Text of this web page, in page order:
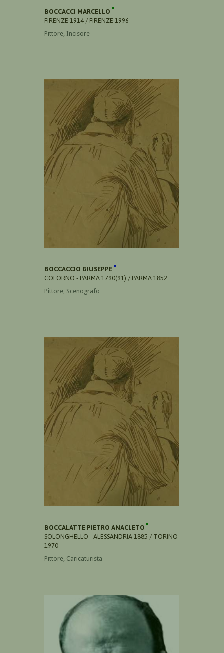
BOCCACCI MARCELLO
FIRENZE 1914 / FIRENZE 1996
Pittore, Incisore
BOCCACCIO GIUSEPPE
COLORNO - PARMA 1790(91) / PARMA 1852
Pittore, Scenografo
BOCCALATTE PIETRO ANACLETO
SOLONGHELLO - ALESSANDRIA 1885 / TORINO
1970
Pittore, Caricaturista